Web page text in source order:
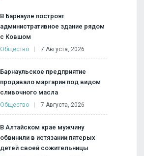
В Барнауле построят
административное здание рядом
с Ковшом
Общество 7 Августа, 2026
Барнаульское предприятие
продавало маргарин под видом
сливочного масла
Общество 7 Августа, 2026
В Алтайском крае мужчину
обвинили в истязании пятерых
детей своей сожительницы